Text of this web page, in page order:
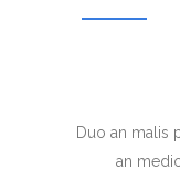
Duo an malis
an